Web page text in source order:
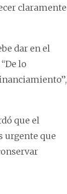
claramente
dar en el
lo
que el
urgente que